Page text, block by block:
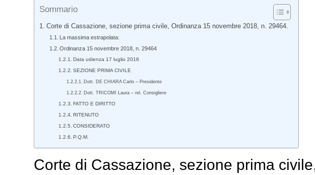
Sommario
Corte di Cassazione, sezione prima civile, Ordinanza 15 novembre 2018, n. 29464.
La massima estrapolata:
Ordinanza 15 novembre 2018, n. 29464
Data udienza 17 luglio 2018
SEZIONE PRIMA CIVILE
Dott. DE CHIARA Carlo – Presidente
Dott. TRICOMI Laura – rel. Consigliere
FATTO E DIRITTO
RITENUTO
CONSIDERATO
P.Q.M.
Corte di Cassazione, sezione prima